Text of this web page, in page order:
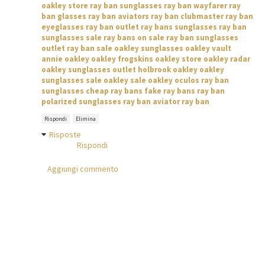
oakley store ray ban sunglasses ray ban wayfarer ray
ban glasses ray ban aviators ray ban clubmaster ray ban
eyeglasses ray ban outlet ray bans sunglasses ray ban
sunglasses sale ray bans on sale ray ban sunglasses
outlet ray ban sale oakley sunglasses oakley vault
annie oakley oakley frogskins oakley store oakley radar
oakley sunglasses outlet holbrook oakley oakley
sunglasses sale oakley sale oakley oculos ray ban
sunglasses cheap ray bans fake ray bans ray ban
polarized sunglasses ray ban aviator ray ban
Rispondi Elimina
Risposte
Rispondi
Aggiungi commento